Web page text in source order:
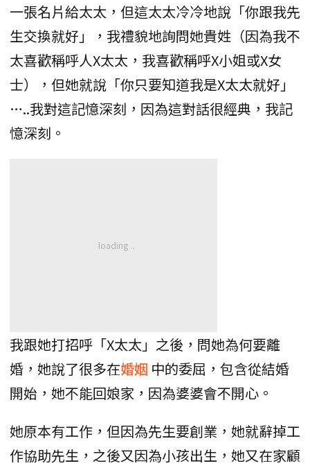
一張名片給太太，但這太太冷冷地說「你跟我先
生交換就好」，我禮貌地詢問她貴姓（因為我不
太喜歡稱呼人X太太，我喜歡稱呼X小姐或X女
士），但她就說「你只要知道我是X太太就好」
…..我對這記憶深刻，因為這對話很經典，我記
憶深刻。
我跟她打招呼「X太太」之後，問她為何要離
婚，她說了很多在婚姻 中的委屈，包含從結婚
開始，她不能回娘家，因為婆婆會不開心。
她原本有工作，但因為先生要創業，她就辭掉工
作協助先生，之後又因為小孩出生，她又在家顧